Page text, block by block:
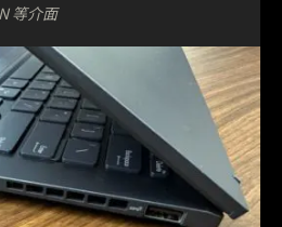
等介面